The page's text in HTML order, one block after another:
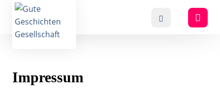
Impressum